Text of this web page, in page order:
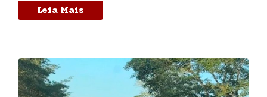
Leia Mais